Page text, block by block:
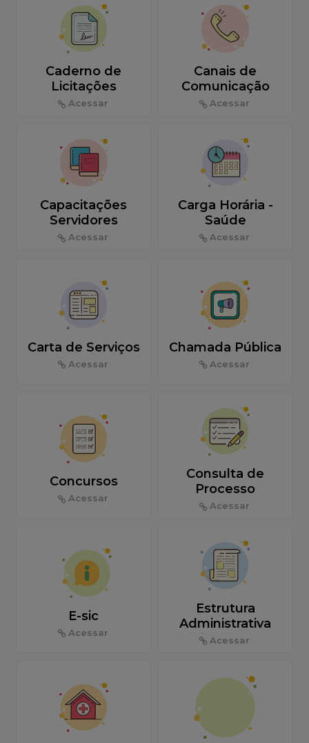
Caderno de
Licitações
Acessar
Canais de
Comunicação
Acessar
Capacitações
Servidores
Acessar
Carga Horária -
Saúde
Acessar
Carta de Serviços
Acessar
Chamada Pública
Acessar
Concursos
Acessar
Consulta de
Processo
Acessar
E-sic
Acessar
Estrutura
Administrativa
Acessar